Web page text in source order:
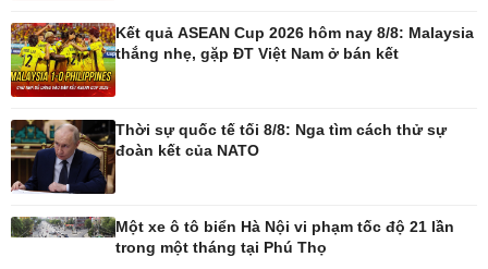
Hậu trường
Ô tô - Xe máy
Ô tô
Tư vấn
Doanh nhân
Vì cộng đồng
Kết quả ASEAN Cup 2026 hôm nay 8/8: Malaysia
thắng nhẹ, gặp ĐT Việt Nam ở bán kết
Thời sự quốc tế tối 8/8: Nga tìm cách thử sự
đoàn kết của NATO
Một xe ô tô biển Hà Nội vi phạm tốc độ 21 lần
trong một tháng tại Phú Thọ